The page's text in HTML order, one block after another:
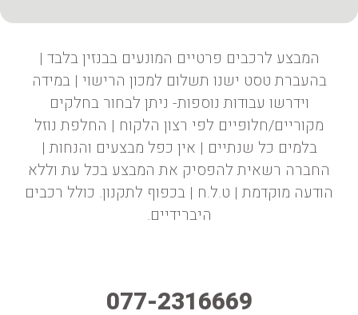
המבצע לרכבים פרטיים המונעים בבנזין בלבד |
בהעברת טסט ישנו תשלום למכון הרישוי | במידה
וידרשו עבודות נוספות- ניתן לבחור בחלקים
מקוריים/חלופיים לפי רצון הלקוח | החלפת נוזל
בלמים כל שנתיים | אין כפל מבצעים והנחות |
החברה רשאית להפסיק את המבצע בכל עת וללא
הודעה מוקדמת | ט.ל.ח | בכפוף לתקנון. כולל רכבים
היברידיים.
077-2316669